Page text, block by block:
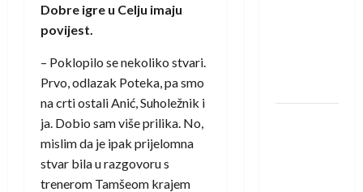
Dobre igre u Celju imaju
povijest.
– Poklopilo se nekoliko stvari.
Prvo, odlazak Poteka, pa smo
na crti ostali Anić, Suholežnik i
ja. Dobio sam više prilika. No,
mislim da je ipak prijelomna
stvar bila u razgovoru s
trenerom Tamšeom krajem